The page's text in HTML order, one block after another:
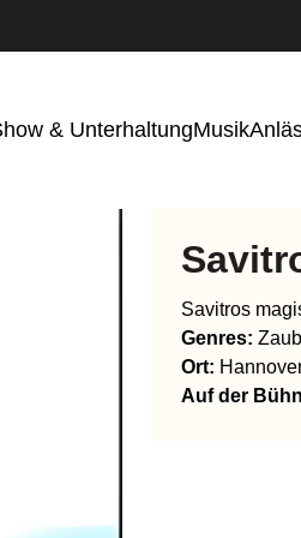
& UnterhaltungMusik
Savitros
Genres:
Ort:
Auf der